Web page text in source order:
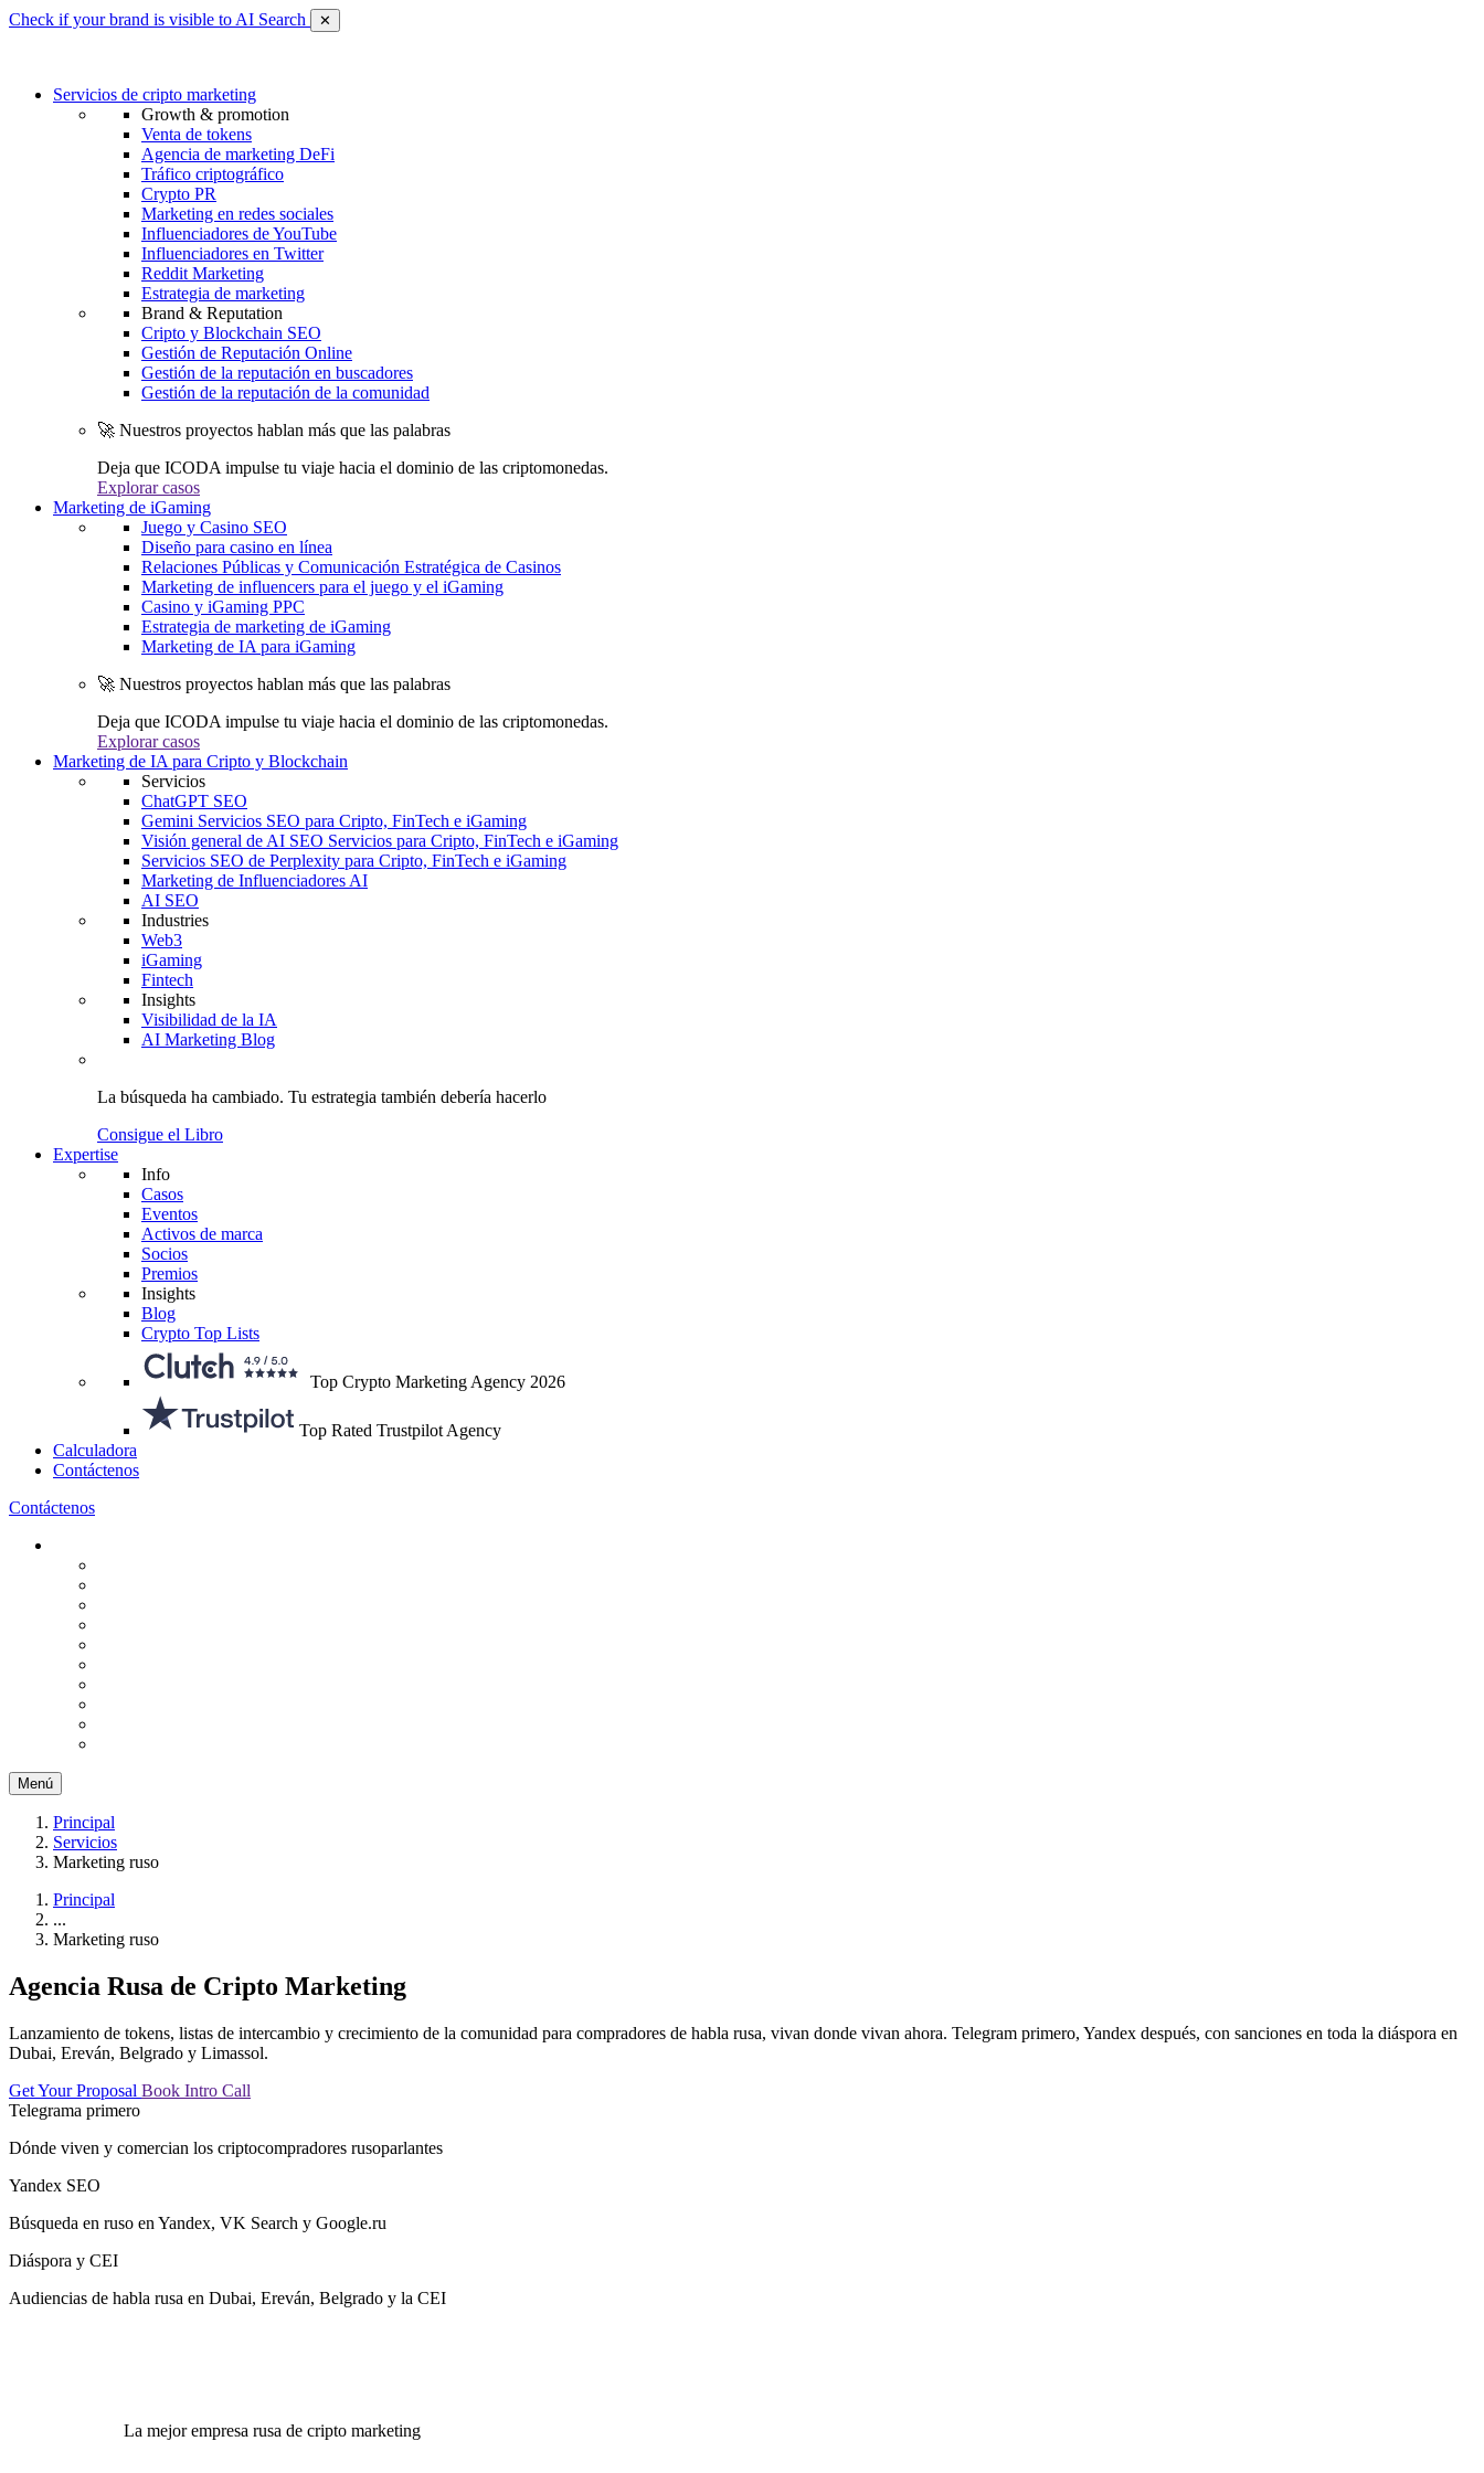
Check if your brand is visible to AI Search ✕
Servicios de cripto marketing
Growth & promotion
Venta de tokens
Agencia de marketing DeFi
Tráfico criptográfico
Crypto PR
Marketing en redes sociales
Influenciadores de YouTube
Influenciadores en Twitter
Reddit Marketing
Estrategia de marketing
Brand & Reputation
Cripto y Blockchain SEO
Gestión de Reputación Online
Gestión de la reputación en buscadores
Gestión de la reputación de la comunidad
🚀 Nuestros proyectos hablan más que las palabras
Deja que ICODA impulse tu viaje hacia el dominio de las criptomonedas.
Explorar casos
Marketing de iGaming
Juego y Casino SEO
Diseño para casino en línea
Relaciones Públicas y Comunicación Estratégica de Casinos
Marketing de influencers para el juego y el iGaming
Casino y iGaming PPC
Estrategia de marketing de iGaming
Marketing de IA para iGaming
🚀 Nuestros proyectos hablan más que las palabras
Deja que ICODA impulse tu viaje hacia el dominio de las criptomonedas.
Explorar casos
Marketing de IA para Cripto y Blockchain
Servicios
ChatGPT SEO
Gemini Servicios SEO para Cripto, FinTech e iGaming
Visión general de AI SEO Servicios para Cripto, FinTech e iGaming
Servicios SEO de Perplexity para Cripto, FinTech e iGaming
Marketing de Influenciadores AI
AI SEO
Industries
Web3
iGaming
Fintech
Insights
Visibilidad de la IA
AI Marketing Blog
La búsqueda ha cambiado. Tu estrategia también debería hacerlo
Consigue el Libro
Expertise
Info
Casos
Eventos
Activos de marca
Socios
Premios
Insights
Blog
Crypto Top Lists
Top Crypto Marketing Agency 2026
Top Rated Trustpilot Agency
Calculadora
Contáctenos
Contáctenos
Menú
Principal
Servicios
Marketing ruso
Principal
...
Marketing ruso
Agencia Rusa de Cripto Marketing
Lanzamiento de tokens, listas de intercambio y crecimiento de la comunidad para compradores de habla rusa, vivan donde vivan ahora. Telegram primero, Yandex después, con sanciones en toda la diáspora en
Dubai, Ereván, Belgrado y Limassol.
Get Your Proposal Book Intro Call
Telegrama primero
Dónde viven y comercian los criptocompradores rusoparlantes
Yandex SEO
Búsqueda en ruso en Yandex, VK Search y Google.ru
Diáspora y CEI
Audiencias de habla rusa en Dubai, Ereván, Belgrado y la CEI
La mejor empresa rusa de cripto marketing